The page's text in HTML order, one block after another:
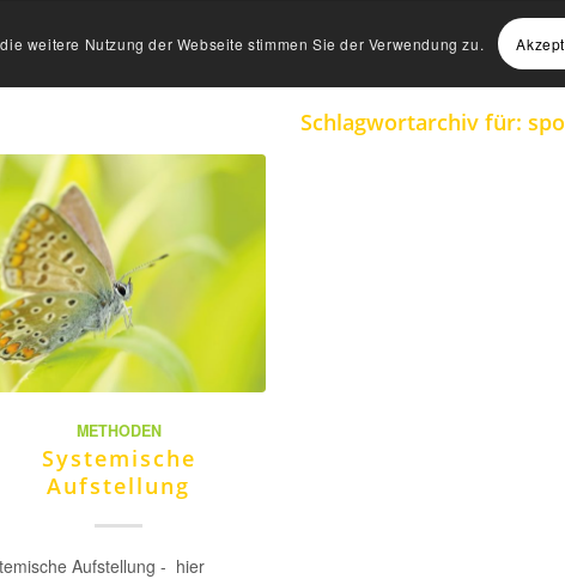
Schlagwortarchiv für:
METHODEN
Systemische
Aufstellung
Aufstellung - hier
weitere Nutzung der Webseite stimmen Sie der Verwendung zu.